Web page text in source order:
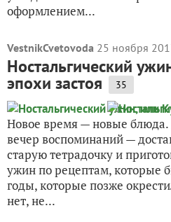
оформлением...
VestnikCvetovoda 25 ноября
Ностальгический
эпохи застоя 35
Новое время — новые блюда.
вечер воспоминаний —
старую тетрадочку и
ужин по рецептам, которые
годы, которые позже
нет, не...